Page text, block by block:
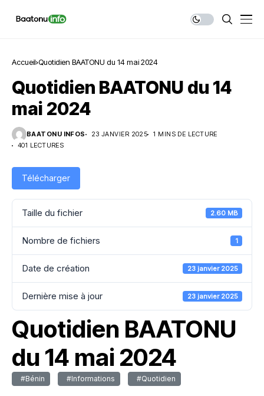
Accueil Quotidien BAATONU du 14 mai 2024
Quotidien BAATONU du 14
mai 2024
BAATONU INFOS 23 JANVIER 2025
1 MINS DE LECTURE
401 LECTURES
Télécharger
Taille du fichier 2.60 MB
Nombre de fichiers 1
Date de création 23 janvier 2025
Dernière mise à jour 23 janvier 2025
Quotidien BAATONU
du 14 mai 2024
#Bénin #Informations #Quotidien